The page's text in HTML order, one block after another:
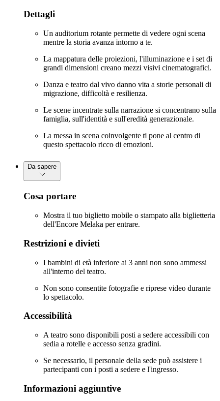
Dettagli
Un auditorium rotante permette di vedere ogni scena
mentre la storia avanza intorno a te.
La mappatura delle proiezioni, l'illuminazione e i set di
grandi dimensioni creano mezzi visivi cinematografici.
Danza e teatro dal vivo danno vita a storie personali di
migrazione, difficoltà e resilienza.
Le scene incentrate sulla narrazione si concentrano sulla
famiglia, sull'identità e sull'eredità generazionale.
La messa in scena coinvolgente ti pone al centro di
questo spettacolo ricco di emozioni.
Da sapere
Cosa portare
Mostra il tuo biglietto mobile o stampato alla biglietteria
dell'Encore Melaka per entrare.
Restrizioni e divieti
I bambini di età inferiore ai 3 anni non sono ammessi
all'interno del teatro.
Non sono consentite fotografie e riprese video durante
lo spettacolo.
Accessibilità
A teatro sono disponibili posti a sedere accessibili con
sedia a rotelle e accesso senza gradini.
Se necessario, il personale della sede può assistere i
partecipanti con i posti a sedere e l'ingresso.
Informazioni aggiuntive